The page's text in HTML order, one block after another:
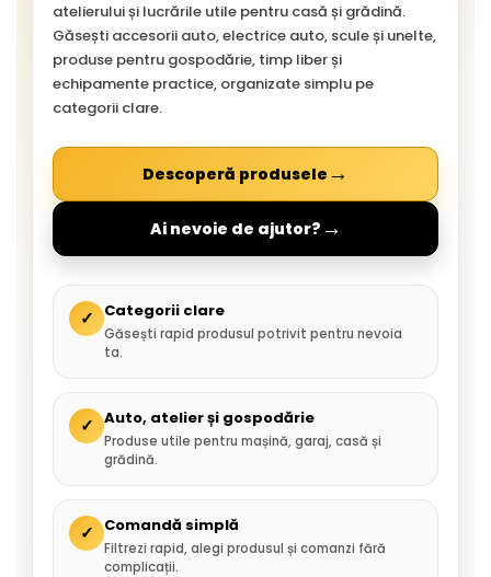
atelierului și lucrările utile pentru casă și grădină.
Găsești accesorii auto, electrice auto, scule și unelte,
produse pentru gospodărie, timp liber și
echipamente practice, organizate simplu pe
categorii clare.
Descoperă produsele →
Ai nevoie de ajutor? →
✓ Categorii clare
Găsești rapid produsul potrivit pentru nevoia
ta.
✓ Auto, atelier și gospodărie
Produse utile pentru mașină, garaj, casă și
grădină.
✓ Comandă simplă
Filtrezi rapid, alegi produsul și comanzi fără
complicații.